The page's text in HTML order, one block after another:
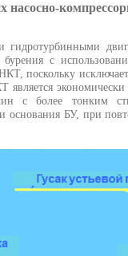
насосно-
с
поскольку
с более тонким
основания БУ, при